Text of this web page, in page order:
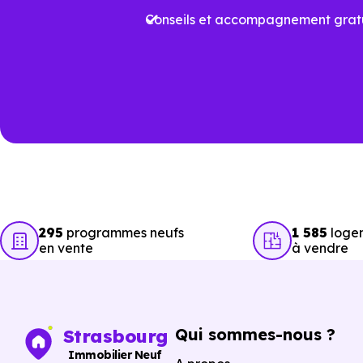
énergétique
Sécurité de l’achat
Conseils et accompagnement
295 programmes neufs
en vente
1 585
à vendre
Strasbourg
Immobilier Neuf
Qui sommes-nous ?